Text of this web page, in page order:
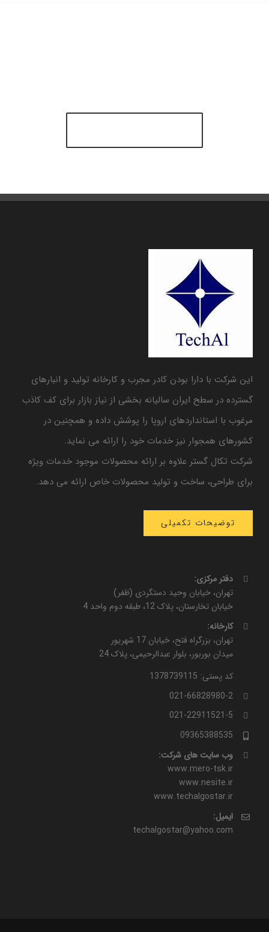
این شرکت با دارا بودن کادر مجرب و کارخانه تولید و انبارهای
گسترده در سطح ایران سالیانه بخشی از نیاز بازار برای کف کاذب
مرغوب با استانداردهای اروپا را پوشش داده و همچنین در
کشورهای همجوار نیز خدمات خود را ارائه می نماید.
شرکت تکال گستر علاوه بر ارائه محصولات موجود خدمات ویژه
برای طراحی، ساخت و تولید محصولات خاص ارائه می دهد.
توضیحات تکمیلی
دفتر مرکزی:
تهران، خیابان وحید دستگردی (ظفر)
خیابان تخارستان، پلاک 12، طبقه دوم واحد 4
کارخانه:
تهران، بزرگراه فتح، خیابان 17 شهریور
میدان بوربور، بلوار عبدالرحیمی، پلاک 24
کد پستی: 1378739115
021-66828980-2
021-22911521-5
09365388535
وب سایت های شرکت:
www.mero-tsk.ir
www.nesite.ir
www.techalgostar.ir
ایمیل:
techalgostar@yahoo.com